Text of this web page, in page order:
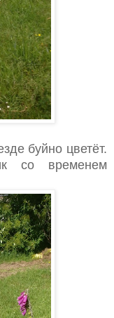
буйно цветёт.
со временем